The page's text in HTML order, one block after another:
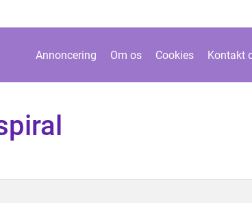
Annoncering Om os Cookies Kontakt